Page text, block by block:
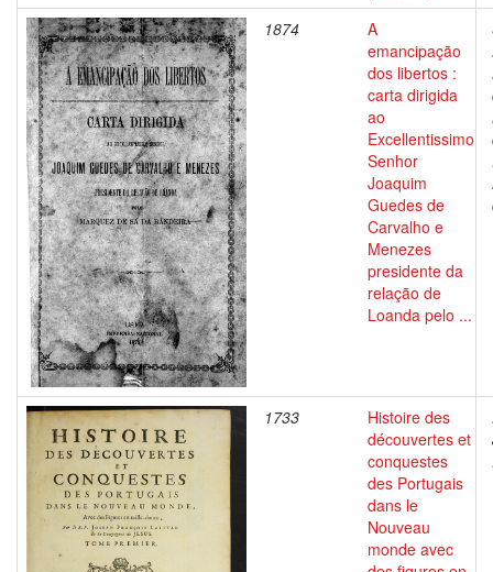
1874
A
emancipação
dos libertos :
carta dirigida
ao
Excellentissimo
Senhor
Joaquim
Guedes de
Carvalho e
Menezes
presidente da
relação de
Loanda pelo ...
1733
Histoire des
découvertes et
conquestes
des Portugais
dans le
Nouveau
monde avec